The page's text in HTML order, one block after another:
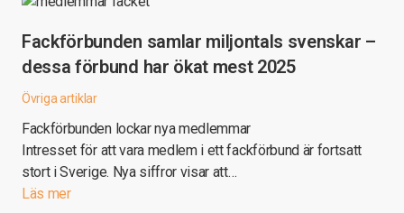
Fackförbunden samlar miljontals svenskar –
dessa förbund har ökat mest 2025
Övriga artiklar
Fackförbunden lockar nya medlemmar
Intresset för att vara medlem i ett fackförbund är fortsatt
stort i Sverige. Nya siffror visar att…
Läs mer